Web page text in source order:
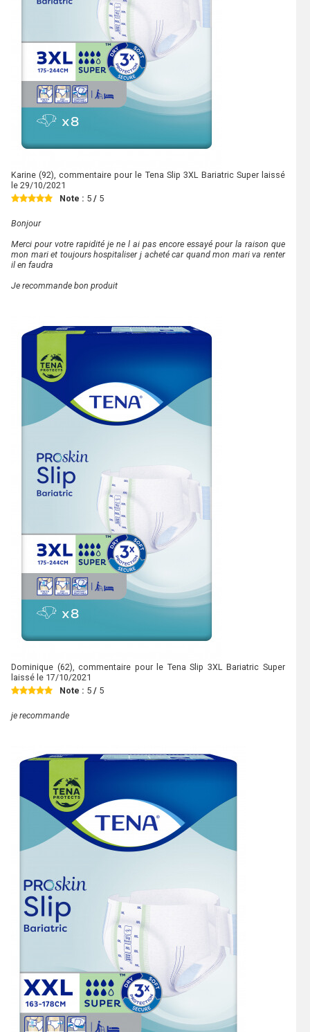
Karine (92), commentaire pour le Tena Slip 3XL Bariatric Super laissé
le 29/10/2021
Note : 5 / 5
Bonjour
Merci pour votre rapidité je ne l ai pas encore essayé pour la raison que
mon mari et toujours hospitaliser j acheté car quand mon mari va renter
il en faudra
Je recommande bon produit
Dominique (62), commentaire pour le Tena Slip 3XL Bariatric Super
laissé le 17/10/2021
Note : 5 / 5
je recommande